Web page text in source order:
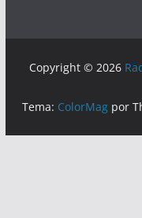
Copyright © 2026
Tema: ColorMag por